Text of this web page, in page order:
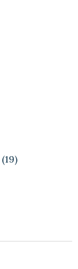
(19)